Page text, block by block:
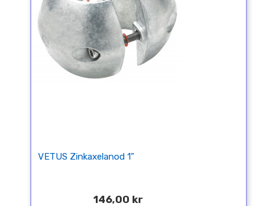
VETUS Zinkaxelanod 1"
146,00 kr